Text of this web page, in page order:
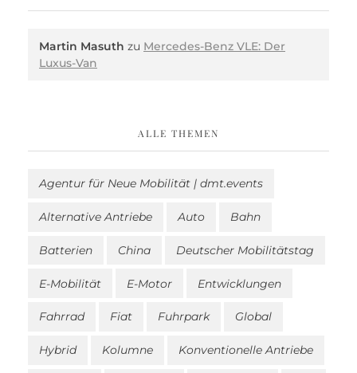
Martin Masuth zu Mercedes-Benz VLE: Der
Luxus-Van
ALLE THEMEN
Agentur für Neue Mobilität | dmt.events
Alternative Antriebe Auto Bahn
Batterien China Deutscher Mobilitätstag
E-Mobilität E-Motor Entwicklungen
Fahrrad Fiat Fuhrpark Global
Hybrid Kolumne Konventionelle Antriebe